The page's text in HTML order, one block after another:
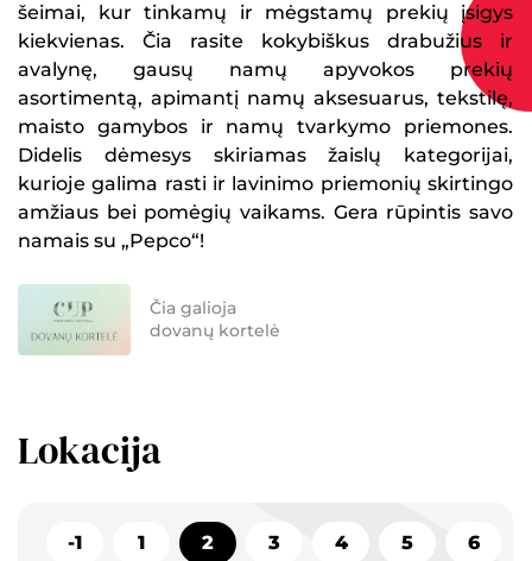
šeimai, kur tinkamų ir mėgstamų prekių įsigys
kiekvienas. Čia rasite kokybiškus drabužius ir
avalynę, gausų namų apyvokos prekių
asortimentą, apimantį namų aksesuarus, tekstilę,
maisto gamybos ir namų tvarkymo priemones.
Didelis dėmesys skiriamas žaislų kategorijai,
kurioje galima rasti ir lavinimo priemonių skirtingo
amžiaus bei pomėgių vaikams. Gera rūpintis savo
namais su „Pepco“!
Čia galioja
dovanų kortelė
Lokacija
6
5
4
3
2
1
-1